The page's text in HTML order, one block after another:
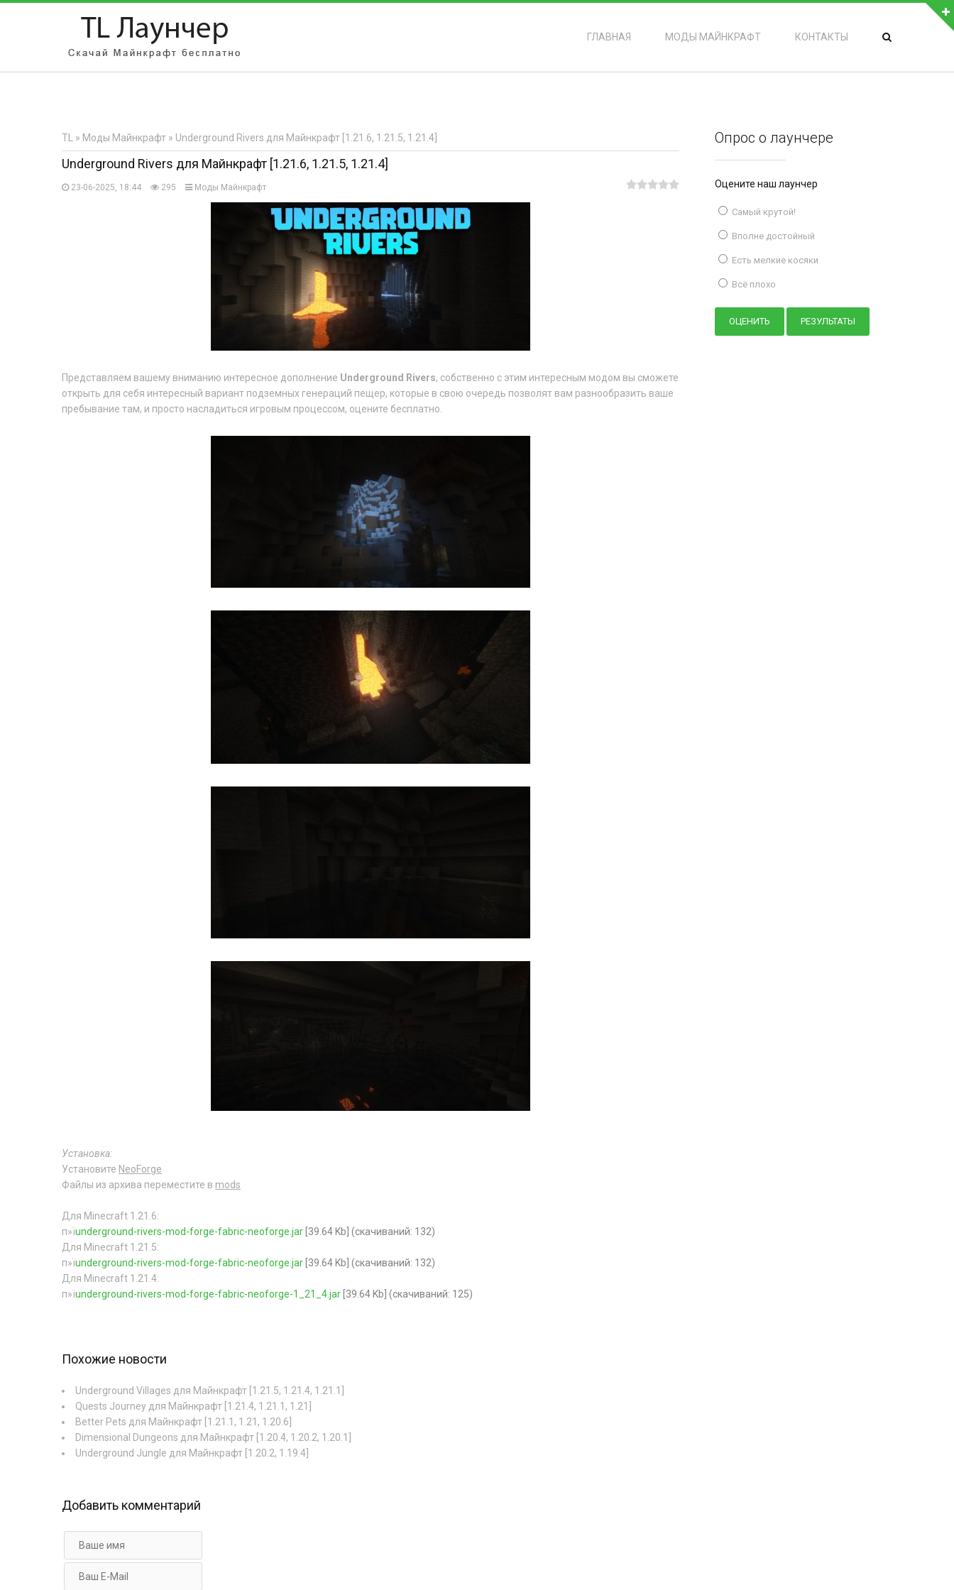
АВТОРИЗАЦИЯ НА САЙТЕ
Регистрация
ГЛАВНАЯ МОДЫ МАЙНКРАФТ КОНТАКТЫ
TL » Моды Майнкрафт » Underground Rivers для Майнкрафт [1.21.6, 1.21.5, 1.21.4]
Underground Rivers для Майнкрафт [1.21.6, 1.21.5, 1.21.4]
23-06-2025, 18:44 295 Моды Майнкрафт
Представляем вашему вниманию интересное дополнение Underground Rivers, собственно с этим интересным модом вы сможете
открыть для себя интересный вариант подземных генераций пещер, которые в свою очередь позволят вам разнообразить ваше
пребывание там, и просто насладиться игровым процессом, оцените бесплатно.
Установка:
Установите NeoForge
Файлы из архива переместите в mods
Для Minecraft 1.21.6:
п»їunderground-rivers-mod-forge-fabric-neoforge.jar [39.64 Kb] (cкачиваний: 132)
Для Minecraft 1.21.5:
п»їunderground-rivers-mod-forge-fabric-neoforge.jar [39.64 Kb] (cкачиваний: 132)
Для Minecraft 1.21.4:
п»їunderground-rivers-mod-forge-fabric-neoforge-1_21_4.jar [39.64 Kb] (cкачиваний: 125)
Похожие новости
Underground Villages для Майнкрафт [1.21.5, 1.21.4, 1.21.1]
Quests Journey для Майнкрафт [1.21.4, 1.21.1, 1.21]
Better Pets для Майнкрафт [1.21.1, 1.21, 1.20.6]
Dimensional Dungeons для Майнкрафт [1.20.4, 1.20.2, 1.20.1]
Underground Jungle для Майнкрафт [1.20.2, 1.19.4]
Добавить комментарий
Опрос о лаунчере
Оцените наш лаунчер
Самый крутой!
Вполне достойный
Есть мелкие косяки
Всё плохо